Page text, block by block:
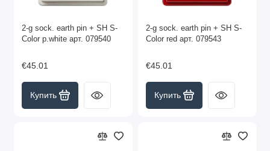
2-g sock. earth pin + SH S-
Color p.white арт. 079540
€45.01
Купить
2-g sock. earth pin + SH S-
Color red арт. 079543
€45.01
Купить